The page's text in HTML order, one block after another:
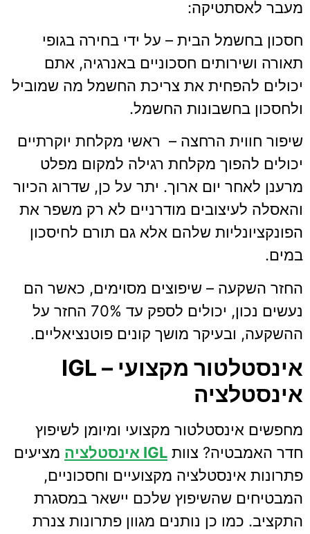
מעבר לאסתטיקה:
חסכון בחשמל הבית – על ידי בחירה בגופי
תאורה ושירותים חסכוניים באנרגיה, אתם
יכולים להפחית את צריכת החשמל מה שמוביל
ולחסכון בחשבונות החשמל.
שיפור חווית הרחצה – ראשי מקלחת יוקרתיים
יכולים להפוך מקלחת רגילה למקום מפלט
מרענן לאחר יום ארוך. יתר על כן, שדרוג הכיור
והאסלה לעיצובים מודרניים לא רק משפר את
הפונקציונליות שלהם אלא גם תורם לחיסכון
במים.
החזר השקעה – שיפוצים מסוימים, כאשר הם
נעשים נכון, יכולים לספק עד 70% החזר על
ההשקעה, ובעיקר מושך קונים פוטנציאליים.
אינסטלטור מקצועי – IGL
אינסטלציה
מחפשים אינסטלטור מקצועי ומיומן לשיפוץ
חדר האמבטיה? צוות IGL אינסטלציה
מציעים
פתרונות אינסטלציה מקצועיים וחסכוניים,
המבטיחים שהשיפוץ שלכם יישאר במסגרת
התקציב. כמו כן נותנים מגוון פתרונות צנרת